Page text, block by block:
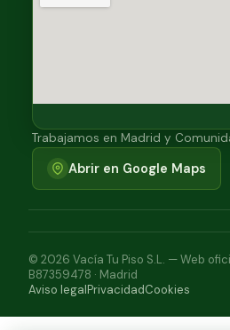
Trabajamos en Madrid y
Abrir en Google Maps
© 2026 Vacía Tu Piso S.L. — Web
B87359478 · Madrid
Aviso legalPrivacidadCookies